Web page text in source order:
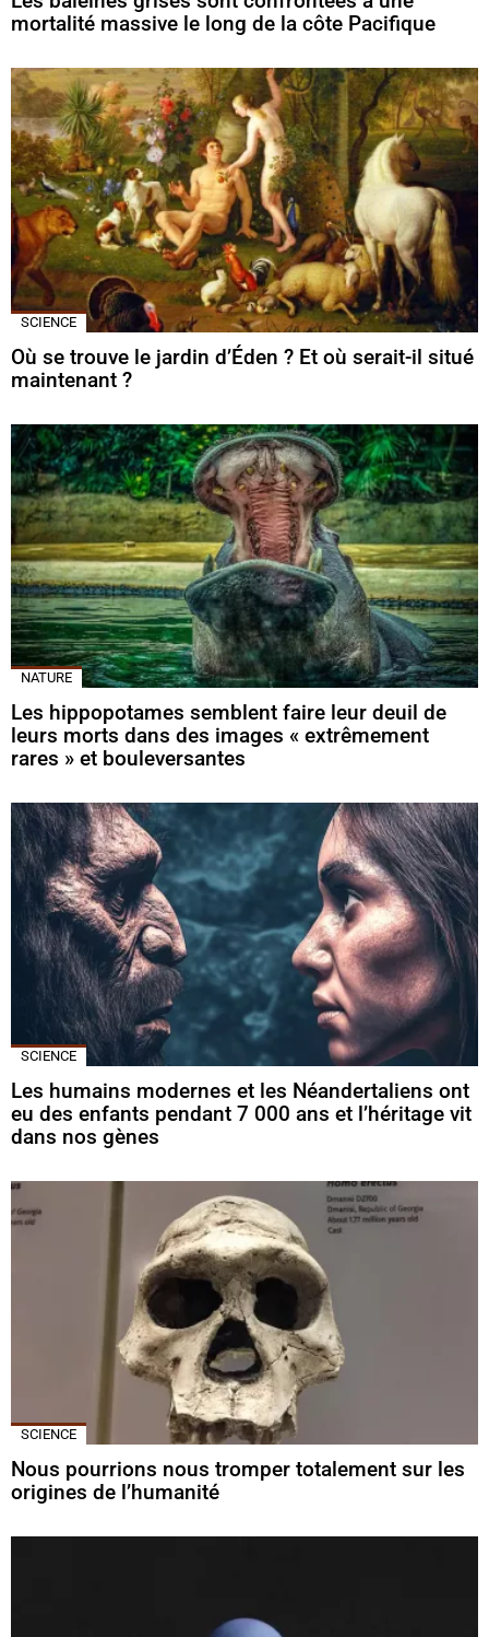
mortalité massive le long de la côte Pacifique
SCIENCE
Où se trouve le jardin d’Éden ? Et où serait-il situé
maintenant ?
NATURE
Les hippopotames semblent faire leur deuil de
leurs morts dans des images « extrêmement
rares » et bouleversantes
SCIENCE
Les humains modernes et les Néandertaliens ont
eu des enfants pendant 7 000 ans et l’héritage vit
dans nos gènes
SCIENCE
Nous pourrions nous tromper totalement sur les
origines de l’humanité